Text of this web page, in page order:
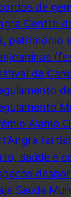
de
Centro
património
da
Álamo
saúde e
Saúde